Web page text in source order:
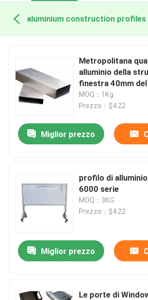
Metropolitana
alluminio della
finestra 40mm
MOQ：1Kg
Prezzo：$4.22
Miglior prezzo
profilo di alluminio
6000 serie
MOQ：3KG
Prezzo：$4.22
Miglior prezzo
Le porte di